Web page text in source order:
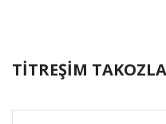
TITREŞIM